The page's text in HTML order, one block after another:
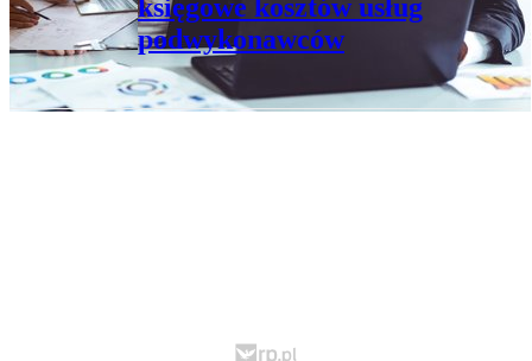
księgowe kosztów usług
podwykonawców